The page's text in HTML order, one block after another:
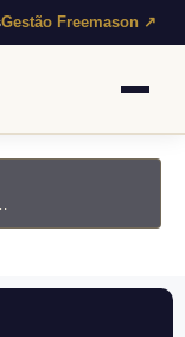
Gestão Freemason ↗